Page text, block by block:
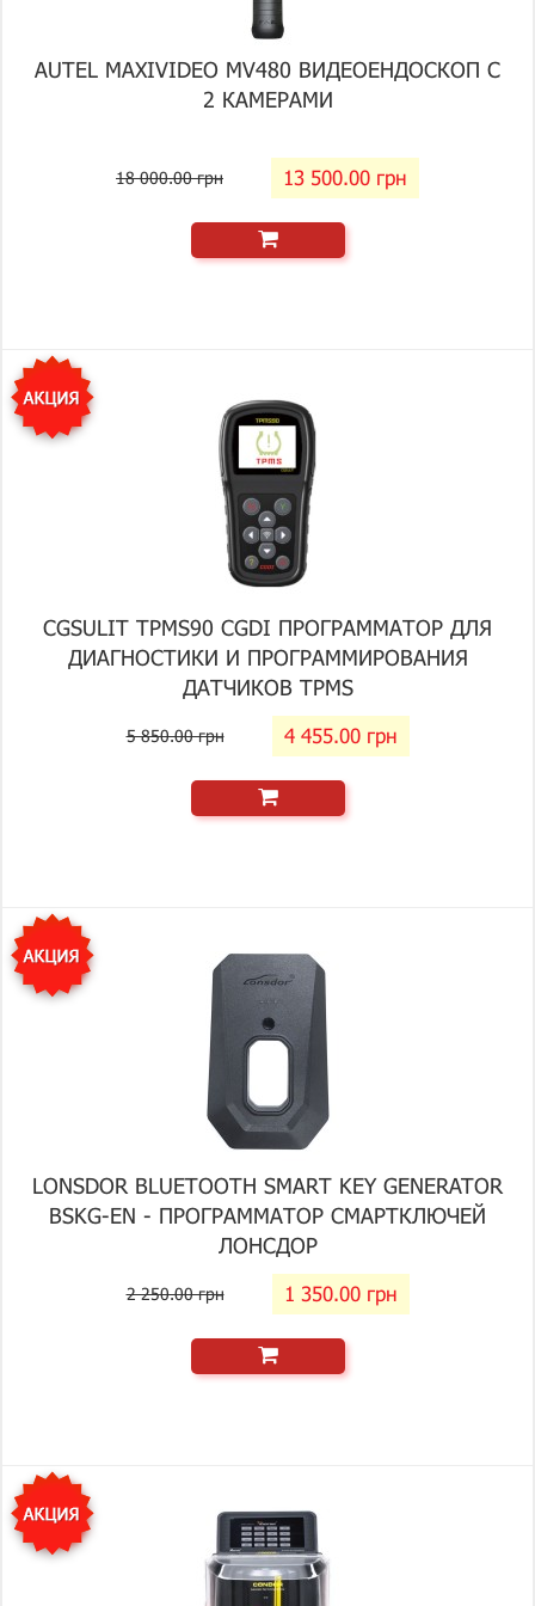
AUTEL MAXIVIDEO MV480 ВИДЕОЕНДОСКОП С
2 КАМЕРАМИ
18 000.00 грн 13 500.00 грн
CGSULIT TPMS90 CGDI ПРОГРАММАТОР ДЛЯ
ДИАГНОСТИКИ И ПРОГРАММИРОВАНИЯ
ДАТЧИКОВ TPMS
5 850.00 грн 4 455.00 грн
LONSDOR BLUETOOTH SMART KEY GENERATOR
BSKG-EN - ПРОГРАММАТОР СМАРТКЛЮЧЕЙ
ЛОНСДОР
2 250.00 грн 1 350.00 грн